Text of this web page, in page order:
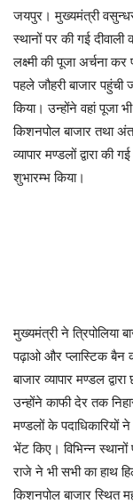
जयपुर। मुख्यमंत्री
स्थानों पर की गई
लक्ष्मी की पूजा अर्चना
पहले जौहरी बाजार पहुंची
किया। उन्होंने वहां पूजा
किशनपोल बाजार तथा
व्यापार मण्डलों द्वारा
शुभारम्भ किया।
मुख्यमंत्री ने त्रिपोलिया
पढ़ाओ और प्लास्टिक बैन
बाजार व्यापार मण्डल
उन्होंने काफी देर तक
मण्डलों के पदाधिकारियों
भेंट किए। विभिन्न
राजे ने भी सभी का हाथ
किशनपोल बाजार